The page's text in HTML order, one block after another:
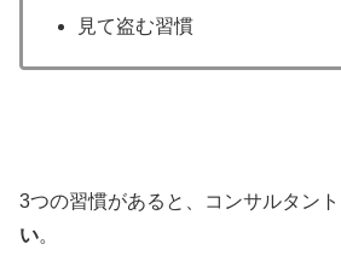
見て盗む習慣
3つの習慣があると、コンサルタン
い。